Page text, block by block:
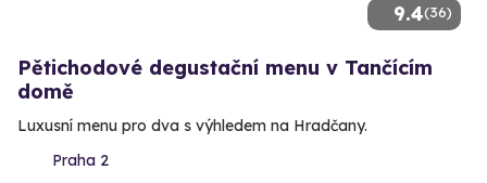
9.4(36)
Pětichodové degustační menu v Tančícím
domě
Luxusní menu pro dva s výhledem na Hradčany.
Praha 2